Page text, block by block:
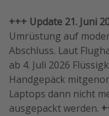
Reise Journal
Schönste
Digital Nomad Tipps
Beste Reiseziele 20225
+++ Update 21. Juni
Umrüstung auf
Abschluss. Laut
ab 4. Juli 2026
Handgepäck
Laptops dann nicht
ausgepackt werden.